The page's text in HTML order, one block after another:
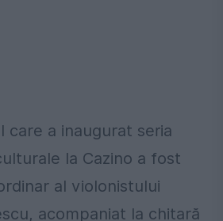
care a inaugurat seria
la Cazino a fost
al violonistului
acompaniat la chitară